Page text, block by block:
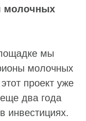
молочных
мы
молочных
проект уже
два года
инвестициях.